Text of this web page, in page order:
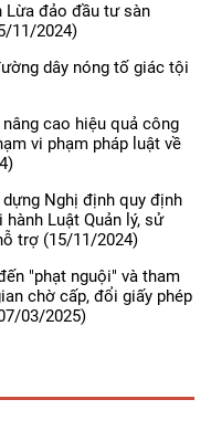
Lừa đảo đầu tư sàn
11/2024)
dây nóng tố giác tội
cao hiệu quả công
vi phạm pháp luật về
Nghị định quy định
Luật Quản lý, sử
trợ(15/11/2024)
"phạt nguội" và tham
chờ cấp, đổi giấy phép
03/2025)